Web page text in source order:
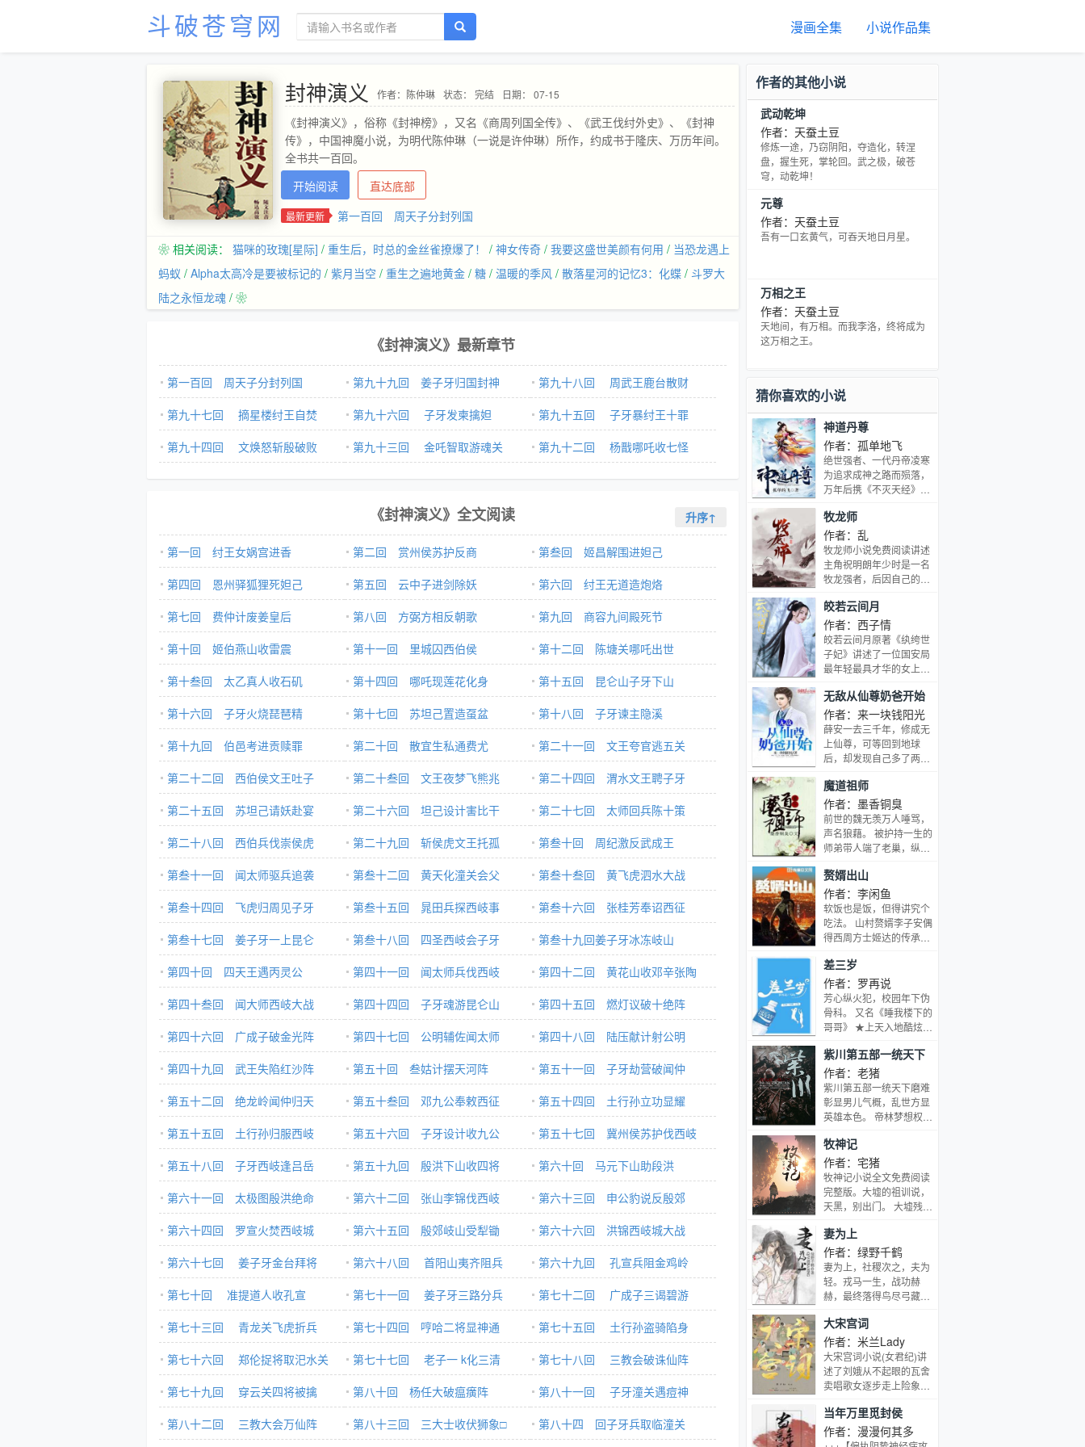
斗破苍穹网 漫画全集 小说作品集
封神演义 作者：陈仲琳 状态： 完结 日期： 07-15
《封神演义》，俗称《封神榜》，又名《商周列国全传》、《武王伐纣外史》、《封神
传》，中国神魔小说，为明代陈仲琳（一说是许仲琳）所作，约成书于隆庆、万历年间。
全书共一百回。
开始阅读
直达底部
最新更新 第一百回 周天子分封列国
❀ 相关阅读： 猫咪的玫瑰[星际] / 重生后，时总的金丝雀撩爆了！ / 神女传奇 / 我要这盛世美颜有何用 / 当恐龙遇上
蚂蚁 / Alpha太高冷是要被标记的 / 紫月当空 / 重生之遍地黄金 / 糖 / 温暖的季风 / 散落星河的记忆3：化蝶 / 斗罗大
陆之永恒龙魂 / ❀
《封神演义》最新章节
第一百回 周天子分封列国 第九十九回 姜子牙归国封神
第九十八回 周武王鹿台散财
第九十七回 摘星楼纣王自焚
第九十六回 子牙发柬擒妲
第九十五回 子牙暴纣王十罪
第九十四回 文焕怒斩殷破败
第九十三回 金吒智取游魂关 第九十二回 杨戬哪吒收七怪
《封神演义》全文阅读 升序↑
第一回 纣王女娲宫进香 第二回 赏州侯苏护反商
第叁回 姬昌解围进妲己
第四回 恩州驿狐狸死妲己
第五回 云中子进剑除妖
第六回 纣王无道造炮烙
第七回 费仲计废姜皇后
第八回 方弼方相反朝歌
第九回 商容九间殿死节
第十回 姬伯燕山收雷震
第十一回 里城囚西伯侯
第十二回 陈塘关哪吒出世
第十叁回 太乙真人收石矶
第十四回 哪吒现莲花化身
第十五回 昆仑山子牙下山
第十六回 子牙火烧琵琶精
第十七回 苏坦己置造虿盆
第十八回 子牙谏主隐溪
第十九回 伯邑考进贡赎罪
第二十回 散宜生私通费尤
第二十一回 文王夸官逃五关
第二十二回 西伯侯文王吐子
第二十叁回 文王夜梦飞熊兆
第二十四回 渭水文王聘子牙
第二十五回 苏坦己请妖赴宴
第二十六回 坦己设计害比干
第二十七回 太师回兵陈十策
第二十八回 西伯兵伐崇侯虎
第二十九回 斩侯虎文王托孤
第叁十回 周纪激反武成王
第叁十一回 闻太师驱兵追袭
第叁十二回 黄天化潼关会父
第叁十叁回 黄飞虎泗水大战
第叁十四回 飞虎归周见子牙
第叁十五回 晁田兵探西岐事
第叁十六回 张桂芳奉诏西征
第叁十七回 姜子牙一上昆仑
第叁十八回 四圣西岐会子牙
第叁十九回姜子牙冰冻岐山
第四十回 四天王遇丙灵公
第四十一回 闻太师兵伐西岐
第四十二回 黄花山收邓辛张陶
第四十叁回 闻大师西岐大战
第四十四回 子牙魂游昆仑山
第四十五回 燃灯议破十绝阵
第四十六回 广成子破金光阵
第四十七回 公明辅佐闻太师
第四十八回 陆压献计射公明
第四十九回 武王失陷红沙阵
第五十回 叁姑计摆天河阵
第五十一回 子牙劫营破闻仲
第五十二回 绝龙岭闻仲归天
第五十叁回 邓九公奉敕西征
第五十四回 土行孙立功显耀
第五十五回 土行孙归服西岐
第五十六回 子牙设计收九公
第五十七回 冀州侯苏护伐西岐
第五十八回 子牙西岐逢吕岳
第五十九回 殷洪下山收四将
第六十回 马元下山助段洪
第六十一回 太极图殷洪绝命
第六十二回 张山李锦伐西岐
第六十三回 申公豹说反殷郊
第六十四回 罗宣火焚西岐城
第六十五回 殷郊岐山受犁锄
第六十六回 洪锦西岐城大战
第六十七回 姜子牙金台拜将
第六十八回 首阳山夷齐阻兵
第六十九回 孔宣兵阻金鸡岭
第七十回 准提道人收孔宣
第七十一回 姜子牙三路分兵
第七十二回 广成子三谒碧游
第七十三回 青龙关飞虎折兵
第七十四回 哼哈二将显神通
第七十五回 土行孙盗骑陷身
第七十六回 郑伦捉将取汜水关
第七十七回 老子一 k化三清
第七十八回 三教会破诛仙阵
第七十九回 穿云关四将被擒
第八十回 杨任大破瘟癀阵
第八十一回 子牙潼关遇痘神
第八十二回 三教大会万仙阵
第八十三回 三大士收伏狮象□ 第八十四 回子牙兵取临潼关
作者的其他小说
武动乾坤
作者：天蚕土豆
修炼一途，乃窃阴阳，夺造化，转涅
盘，握生死，掌轮回。武之极，破苍
穹，动乾坤！
元尊
作者：天蚕土豆
吾有一口玄黄气，可吞天地日月星。
万相之王
作者：天蚕土豆
天地间，有万相。而我李洛，终将成为
这万相之王。
猜你喜欢的小说
神道丹尊
作者：孤单地飞
绝世强者、一代丹帝凌寒
为追求成神之路而殒落，
万年后携《不灭天经》重
涌动，与当世无数天才争
锋，重启传奇之路，万古
诸天我最强！
牧龙师
作者：乱
牧龙师小说免费阅读讲述
主角祝明朗年少时是一名
牧龙强者，后因自己的白
众人。青年时路遇强盗沦
落乞丐，机缘巧合下与女
武神黎云姿发生关系，并
被其引荐到驯龙学院。这
片大陆上任何生灵都有几
有自己的一道龙门，跃过
之后，宛如苍穹日月，耀
眼辉煌。人也是如此。人
的龙门就在于化身牧龙
师。四处找寻那些即将化
龙的小幼灵，将它们驯养
成当世无双的龙王！牧龙
师免费无弹窗在哪里看？
皎若云间月
作者：西子情
皎若云间月原著《纨绔世
子妃》讲述了一位国安局
最年轻最具才华的女上
朝云王府，成为云王府嫡
女，变成腹有乾坤的纨绔
少女云浅月和温文尔雅的
腹黑世子容景之间深情不
悔的旷世情缘的故事。皎
么？
无敌从仙尊奶爸开始
作者：来一块钱阳光
薛安一去三千年，修成无
上仙尊，可等回到地球
后，却发现自己多了两个
龙味道不好吃啊！ 哦，这
条祖龙活的年头太久了，
肉有点柴，下次咱们吃一
万年以内的小龙。 某条从
宇宙开始就存在的巨龙躺
粑，你和别的仙帝奶爸什
么的，谁厉害啊？ 薛安一
笑，没有谁能抵挡的住薛
安一拳。 如果有！ 那就
两拳！ 女儿，我会让你们
成为全世界，不，全宇宙
最幸福的公主！而且是两
个！
魔道祖师
作者：墨香铜臭
前世的魏无羡万人唾骂，
声名狼藉。 被护持一生的
师弟带人端了老巢，纵横
腥风血雨的一代魔道祖
师，重生成了一个……脑
残。还特么是个人人喊打
的断袖脑残！ 我见诸君多
有病，料诸君见我应如
你千军万马，十方恶霸，
九州奇侠，高岭之花，但
凡化为一抔黄土，统统收
归旗下，为我所用，供我
驱策！
赘婿出山
作者：李闲鱼
软饭也是饭，但得讲究个
吃法。 山村赘婿李子安偶
得西周方士姬达的传承，
卜、星、相样样精通，要
风得龙卷，要雨发大水。
他吃软饭，那姿势讲究可
就大了。
差三岁
作者：罗再说
芳心纵火犯，校园年下伪
骨科。 又名《睡我楼下的
哥哥》 ★上天入地酷炫小
冷闷骚受。 ★年下，校
园，互相养成，双向暗
恋。 ★攻受视角对等，不
是篮球文（真的）。 一只
小狼狗和他的训犬师哥
祸与扶持。 踩篮球上的
吻，为爱剃的头，翻的
墙，巷口拼过的架，原野
上的亲昵，都变作了那年
的十七岁。 “我长大了，
就永远比你高了五厘米。
永远罩着你，也永远保护
着你。”…
紫川第五部一统天下
作者：老猪
紫川第五部一统天下磨难
彰显男儿气概，乱世方显
英雄本色。 帝林梦想权势
霸；斯特林情深义重，人
性得以映照光辉；紫川秀
胸怀大局，不得不举兵讨
伐昔日情同手足的紫川三
杰，难道只能鱼死网破？
兽、人的煌煌帝国，在他
剑下应势而生…
牧神记
作者：宅猪
牧神记小说全文免费阅读
完整版。大墟的祖训说，
天黑，别出门。 大墟残老
到了一个婴儿，取名秦
牧，含辛茹苦将他养大。
这一天夜幕降临，黑暗笼
罩大墟，秦牧走出了家门
做个春风中荡漾的反派
的反派之路，正在崛起！
妻为上
作者：绿野千鹤
妻为上，社稷次之，夫为
轻。戎马一生，战功赫
赫，最终落得鸟尽弓藏；
后对他不离不弃的，只有
这个冷落了十几年的男
妻……重生一次，景韶决
定洗心革面，重新做人，
不过……当抱着枕头站在
握拳，本王一定要重振夫
纲！于是拍门道：“君
清，我知道错了，让我进
大宋宫词
作者：米兰Lady
大宋宫词小说(女君纪)讲
述了刘娥从不起眼的瓦舍
卖唱歌女逐步走上险象迭
世“天子与士大夫共天下”
的男权社会中，她以“吕
武之才，国母之风”建立
当年万里觅封侯
作者：漫漫何其多